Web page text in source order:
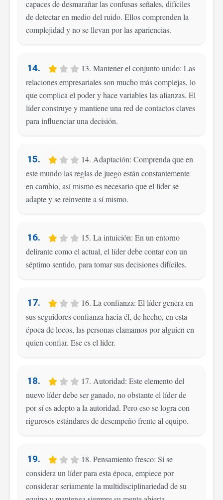
capaces de desmarañar las confusas señales, difíciles
de detectar en medio del ruido. Ellos comprenden la
complejidad y no se llevan por las apariencias.
14.
13. Mantener el conjunto unido: Las
relaciones empresariales son mucho más complejas, lo
que complica el poder y hace variables las alianzas. El
líder construye y mantiene una red de contactos claves
para influenciar una decisión.
15.
14. Adaptación: Comprenda que en
este mundo las reglas de juego están constantemente
en cambio, así mismo es necesario que el líder se
adapte y se reinvente a sí mismo.
16.
15. La intuición: En un entorno
delirante como el actual, el líder debe contar con un
séptimo sentido, para tomar sus decisiones difíciles.
17.
16. La confianza: El líder genera en
sus seguidores confianza hacia él, de hecho, en esta
época de locos, las personas clamamos por alguien en
quien confiar. Ese es el líder.
18.
17. Autoridad: Este elemento del
nuevo líder debe ser ganado, no obstante el líder de
por sí es adepto a la autoridad. Pero eso se logra con
rigurosos estándares de desempeño frente al equipo.
19.
18. Pensamiento fresco: Si se
considera un líder para esta época, empiece por
considerar seriamente la multidisciplinariedad de su